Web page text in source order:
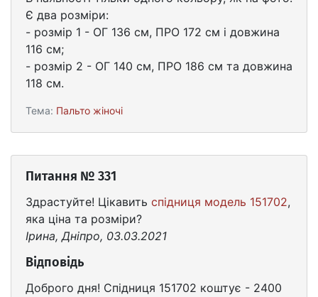
Є два розміри:
- розмір 1 - ОГ 136 см, ПРО 172 см і довжина
116 см;
- розмір 2 - ОГ 140 см, ПРО 186 см та довжина
118 см.
Тема: Пальто жіночі
Питання № 331
Здрастуйте! Цікавить спідниця модель 151702,
яка ціна та розміри?
Ірина, Дніпро, 03.03.2021
Відповідь
Доброго дня! Спідниця 151702 коштує - 2400